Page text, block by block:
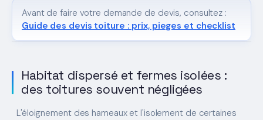
Avant de faire votre demande de devis, consultez :
Guide des devis toiture : prix, pieges et checklist
Habitat dispersé et fermes isolées :
des toitures souvent négligées
L'éloignement des hameaux et l'isolement de certaines